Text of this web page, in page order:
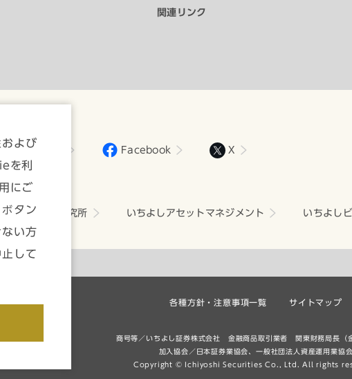
関連リンク
YouTube Facebook X
会社
いちよし経済研究所 いちよしアセットマネジメント いちよし
各種方針・注意事項一覧 サイトマップ
商号等／いちよし証券株式会社 金融商品取引業者 関東財務局長（
加入協会／日本証券業協会、一般社団法人資産運用業協会
Copyright © Ichiyoshi Securities Co., Ltd. All rights
よび
を利
にご
タン
い方
して